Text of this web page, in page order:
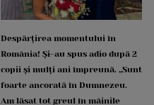
Despărțirea momentului în
România! Și-au spus adio după 2
copii și mulți ani împreună. „Sunt
foarte ancorată în Dumnezeu.
Am lăsat tot greul în mâinile